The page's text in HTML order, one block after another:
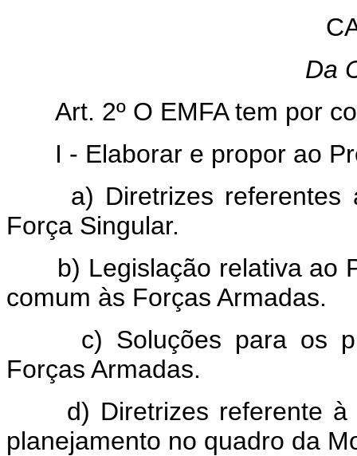
Da
Art. 2º O EMFA tem por
I - Elaborar e propor ao
a) Diretrizes referentes
Força Singular.
b) Legislação relativa ao
comum às Forças Armadas.
c) Soluções para os
Forças Armadas.
d) Diretrizes referente à
planejamento no quadro da